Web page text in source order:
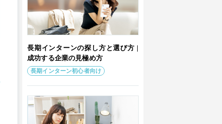
長期インターンの探し方と選び方 |
成功する企業の見極め方
長期インターン初心者向け